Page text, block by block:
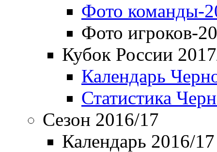
Фото команды-
Фото игроков-
Кубок России
Календарь
Статистика
Сезон 2016/17
Календарь 2016/17